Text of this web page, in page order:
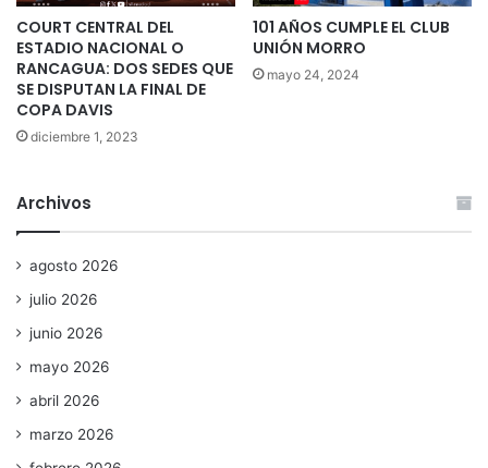
COURT CENTRAL DEL
ESTADIO NACIONAL O
RANCAGUA: DOS SEDES QUE
SE DISPUTAN LA FINAL DE
COPA DAVIS
diciembre 1, 2023
101 AÑOS CUMPLE EL CLUB
UNIÓN MORRO
mayo 24, 2024
Archivos
agosto 2026
julio 2026
junio 2026
mayo 2026
abril 2026
marzo 2026